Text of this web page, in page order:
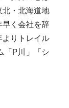
北・北海道地
早く会社を辞
よりトレイル
「P川」「シ